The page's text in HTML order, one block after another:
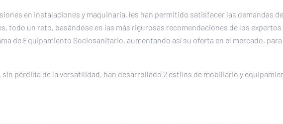
en instalaciones y maquinaria, les han permitido satisfacer las demandas
todo un reto, basándose en las más rigurosas recomendaciones de los
de Equipamiento Sociosanitario, aumentando así su oferta en el mercado,
sin pérdida de la versatilidad, han desarrollado 2 estilos de mobiliario y